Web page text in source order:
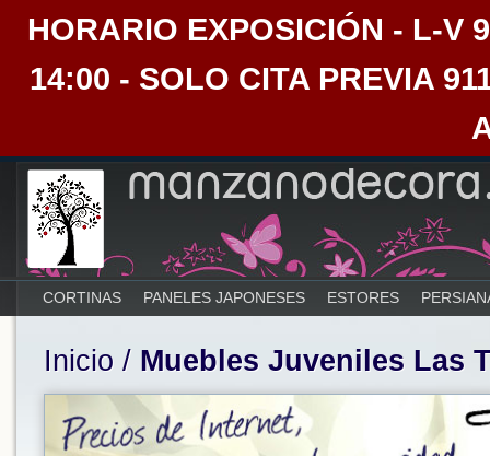
HORARIO EXPOSICIÓN - L-V
14:00 - SOLO CITA PREVIA
CORTINAS PANELES JAPONESES ESTORES
Inicio / Muebles Juveniles Las